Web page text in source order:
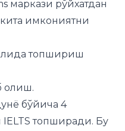
маркази рўйхатдан
имкониятни
топшириш
олиш.
бўйича 4
топширади. Бу